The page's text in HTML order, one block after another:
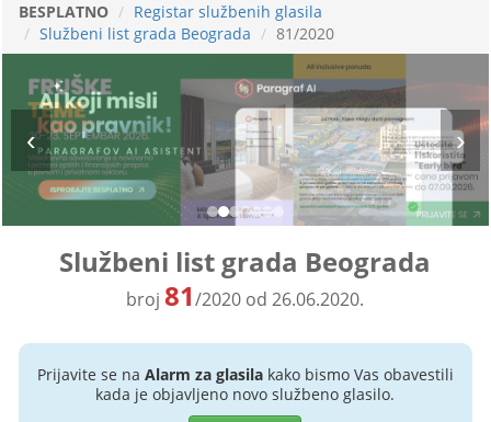
BESPLATNO
Registar službenih glasila
Službeni list grada Beograda
81/2020
Službeni list grada Beograda
broj81/2020 od 26.06.2020.
Prijavite se na Alarm za glasilakako bismo Vas obavestili
kada je objavljeno novo službeno glasilo.